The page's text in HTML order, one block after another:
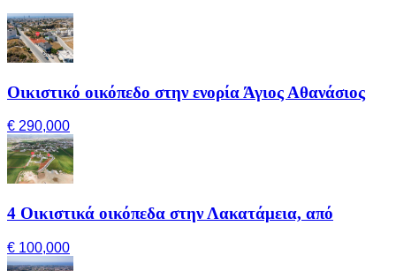
Οικιστικό οικόπεδο στην ενορία Άγιος Αθανάσιος
€ 290,000
4 Οικιστικά οικόπεδα στην Λακατάμεια, από
€ 100,000